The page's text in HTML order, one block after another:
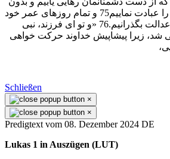
ترس و واهمه از آنان، او را عبادت نماييم75 و تمام روزهای عمر خود
را در حضور او با پاكی و عدالت بگذرانيم.76 «و تو ای فرزند، نبی
شد، زيرا پيشاپيش خداوند حركت خواهی
Schließen
×
×
Predigtext vom 08. Dezember 2024 DE
Lukas 1 in Auszügen (LUT)